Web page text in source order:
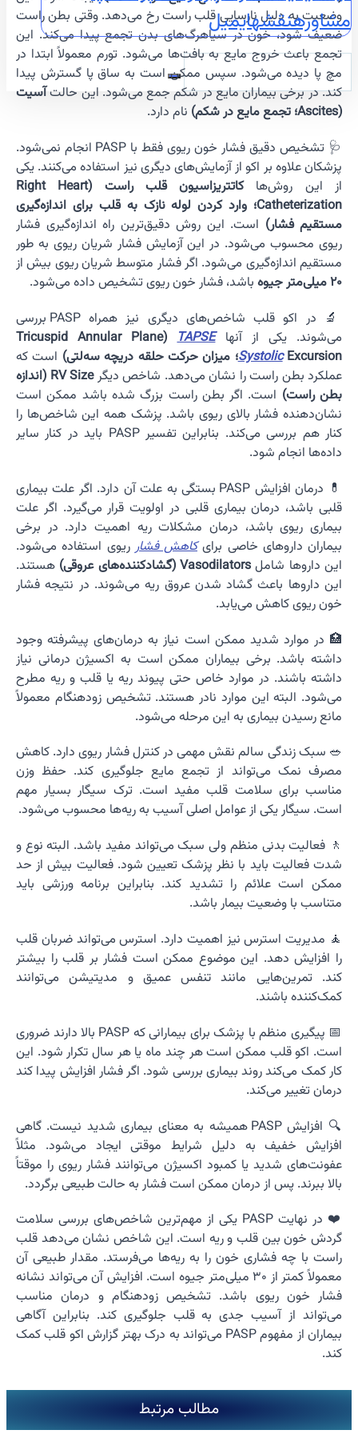
مشاورهنقشهایمیل
وضعیت به دلیل نارسایی قلب راست رخ می‌دهد. وقتی بطن راست
ضعیف شود، خون در سیاهرگ‌های بدن تجمع پیدا می‌کند. این
تجمع باعث خروج مایع به بافت‌ها می‌شود. تورم معمولاً ابتدا در
مچ پا دیده می‌شود. سپس ممکن است به ساق پا گسترش پیدا
کند. در برخی بیماران مایع در شکم جمع می‌شود. این حالتآسیت
(Ascites؛ تجمع مایع در شکم)
نام دارد.
🩺 تشخیص دقیق فشار خون ریوی فقط با PASP انجام نمی‌شود.
پزشکان علاوه بر اکو از آزمایش‌های دیگری نیز استفاده می‌کنند. یکی
از این روش‌ها
کاتتریزاسیون قلب راست (Right Heart
Catheterization؛ وارد کردن لوله نازک به قلب برای اندازه‌گیری
مستقیم فشار) است. این روش دقیق‌ترین راه اندازه‌گیری فشار
ریوی محسوب می‌شود. در این آزمایش فشار شریان ریوی به طور
مستقیم اندازه‌گیری می‌شود. اگر فشار متوسط شریان ریوی بیش از
۲۰ میلی‌متر جیوه
باشد، فشار خون ریوی تشخیص داده می‌شود.
🔬 در اکو قلب شاخص‌های دیگری نیز همراه PASP بررسی
می‌شوند. یکی از آنهاTAPSE
(Tricuspid Annular Plane
SystolicExcursion؛ میزان حرکت حلقه دریچه سه‌لتی)
است که
عملکرد بطن راست را نشان می‌دهد. شاخص دیگر
RV Size (اندازه
بطن راست) است. اگر بطن راست بزرگ شده باشد ممکن است
نشان‌دهنده فشار بالای ریوی باشد. پزشک همه این شاخص‌ها را
کنار هم بررسی می‌کند. بنابراین تفسیر PASP باید در کنار سایر
داده‌ها انجام شود.
💊 درمان افزایش PASP بستگی به علت آن دارد. اگر علت بیماری
قلبی باشد، درمان بیماری قلبی در اولویت قرار می‌گیرد. اگر علت
بیماری ریوی باشد، درمان مشکلات ریه اهمیت دارد. در برخی
بیماران داروهای خاصی برایکاهش فشارریوی استفاده می‌شود.
این داروها شامل Vasodilators (گشادکننده‌های عروقی)
هستند.
این داروها باعث گشاد شدن عروق ریه می‌شوند. در نتیجه فشار
خون ریوی کاهش می‌یابد.
🏥 در موارد شدید ممکن است نیاز به درمان‌های پیشرفته وجود
داشته باشد. برخی بیماران ممکن است به اکسیژن درمانی نیاز
داشته باشند. در موارد خاص حتی پیوند ریه یا قلب و ریه مطرح
می‌شود. البته این موارد نادر هستند. تشخیص زودهنگام معمولاً
مانع رسیدن بیماری به این مرحله می‌شود.
🥗 سبک زندگی سالم نقش مهمی در کنترل فشار ریوی دارد. کاهش
مصرف نمک می‌تواند از تجمع مایع جلوگیری کند. حفظ وزن
مناسب برای سلامت قلب مفید است. ترک سیگار بسیار مهم
است. سیگار یکی از عوامل اصلی آسیب به ریه‌ها محسوب می‌شود.
🚶 فعالیت بدنی منظم ولی سبک می‌تواند مفید باشد. البته نوع و
شدت فعالیت باید با نظر پزشک تعیین شود. فعالیت بیش از حد
ممکن است علائم را تشدید کند. بنابراین برنامه ورزشی باید
متناسب با وضعیت بیمار باشد.
🧘 مدیریت استرس نیز اهمیت دارد. استرس می‌تواند ضربان قلب
را افزایش دهد. این موضوع ممکن است فشار بر قلب را بیشتر
کند. تمرین‌هایی مانند تنفس عمیق و مدیتیشن می‌توانند
کمک‌کننده باشند.
📅 پیگیری منظم با پزشک برای بیمارانی که PASP بالا دارند ضروری
است. اکو قلب ممکن است هر چند ماه یا هر سال تکرار شود. این
کار کمک می‌کند روند بیماری بررسی شود. اگر فشار افزایش پیدا کند
درمان تغییر می‌کند.
🔍 افزایش PASP همیشه به معنای بیماری شدید نیست. گاهی
افزایش خفیف به دلیل شرایط موقتی ایجاد می‌شود. مثلاً
عفونت‌های شدید یا کمبود اکسیژن می‌توانند فشار ریوی را موقتاً
بالا ببرند. پس از درمان ممکن است فشار به حالت طبیعی برگردد.
❤️ در نهایت PASP یکی از مهم‌ترین شاخص‌های بررسی سلامت
گردش خون بین قلب و ریه است. این شاخص نشان می‌دهد قلب
راست با چه فشاری خون را به ریه‌ها می‌فرستد. مقدار طبیعی آن
معمولاً کمتر از ۳۰ میلی‌متر جیوه است. افزایش آن می‌تواند نشانه
فشار خون ریوی باشد. تشخیص زودهنگام و درمان مناسب
می‌تواند از آسیب جدی به قلب جلوگیری کند. بنابراین آگاهی
بیماران از مفهوم PASP می‌تواند به درک بهتر گزارش اکو قلب کمک
کند.
مطالب مرتبط